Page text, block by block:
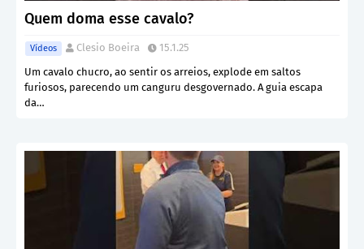
Quem doma esse cavalo?
Vídeos Clesio Boeira
15.1.25
Um cavalo chucro, ao sentir os arreios, explode em saltos
furiosos, parecendo um canguru desgovernado. A guia escapa
da…